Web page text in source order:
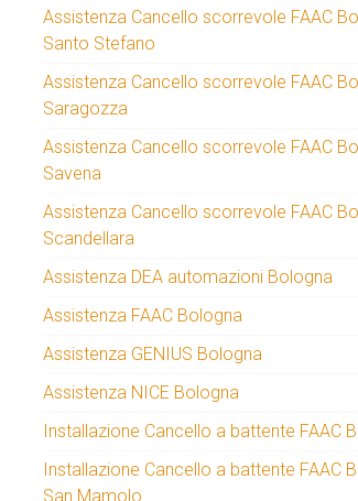
Assistenza Cancello scorrevole FAAC
Santo Stefano
Assistenza Cancello scorrevole FAAC
Saragozza
Assistenza Cancello scorrevole FAAC
Savena
Assistenza Cancello scorrevole FAAC
Scandellara
Assistenza DEA automazioni Bologna
Assistenza FAAC Bologna
Assistenza GENIUS Bologna
Assistenza NICE Bologna
Installazione Cancello a battente FAAC
Installazione Cancello a battente FAAC
San Mamolo